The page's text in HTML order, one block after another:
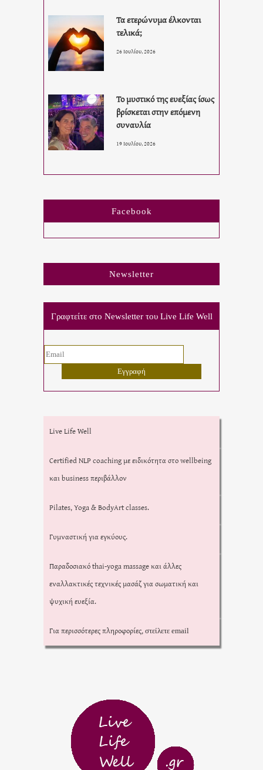
Τα ετερώνυμα έλκονται
τελικά;
26 Ιουλίου, 2026
Το μυστικό της ευεξίας ίσως
βρίσκεται στην επόμενη
συναυλία
19 Ιουλίου, 2026
Facebook
Newsletter
Γραφτείτε στο Newsletter του Live Life Well
Live Life Well
Certified NLP coaching με ειδικότητα στο wellbeing
και business περιβάλλον
Pilates, Yoga & BodyArt classes.
Γυμναστική για εγκύους.
Παραδοσιακό thai-yoga massage και άλλες
εναλλακτικές τεχνικές μασάζ για σωματική και
ψυχική ευεξία.
Για περισσότερες πληροφορίες, στείλετε email